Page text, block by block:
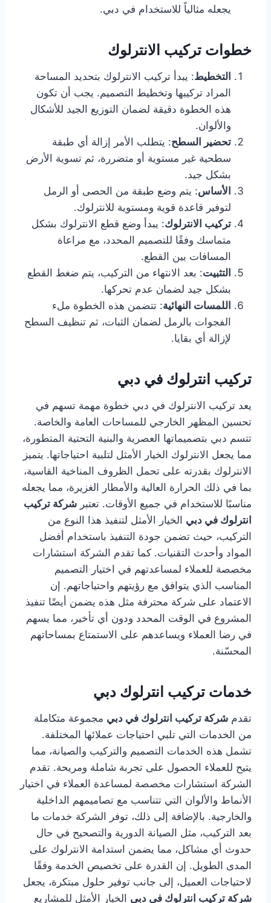
يجعله مثالياً للاستخدام في دبي.
خطوات تركيب الانترلوك
التخطيط: يبدأ تركيب الانترلوك بتحديد المساحة
المراد تركيبها وتخطيط التصميم. يجب أن تكون
هذه الخطوة دقيقة لضمان التوزيع الجيد للأشكال
والألوان.
تحضير السطح: يتطلب الأمر إزالة أي طبقة
سطحية غير مستوية أو متضررة، ثم تسوية الأرض
بشكل جيد.
الأساس: يتم وضع طبقة من الحصى أو الرمل
لتوفير قاعدة قوية ومستوية للانترلوك.
تركيب الانترلوك: يبدأ وضع قطع الانترلوك بشكل
متماسك وفقًا للتصميم المحدد، مع مراعاة
المسافات بين القطع.
التثبيت: بعد الانتهاء من التركيب، يتم ضغط القطع
بشكل جيد لضمان عدم تحركها.
اللمسات النهائية: تتضمن هذه الخطوة ملء
الفجوات بالرمل لضمان الثبات، ثم تنظيف السطح
لإزالة أي بقايا.
تركيب انترلوك في دبي
يعد تركيب الانترلوك في دبي خطوة مهمة تسهم في
تحسين المظهر الخارجي للمساحات العامة والخاصة.
تتسم دبي بتصميماتها العصرية والبنية التحتية المتطورة،
مما يجعل الانترلوك الخيار الأمثل لتلبية احتياجاتها. يتميز
الانترلوك بقدرته على تحمل الظروف المناخية القاسية،
بما في ذلك الحرارة العالية والأمطار الغزيرة، مما يجعله
مناسبًا للاستخدام في جميع الأوقات. تعتبر شركة تركيب
انترلوك في دبي الخيار الأمثل لتنفيذ هذا النوع من
التركيب، حيث تضمن جودة التنفيذ باستخدام أفضل
المواد وأحدث التقنيات. كما تقدم الشركة استشارات
مخصصة للعملاء لمساعدتهم في اختيار التصميم
المناسب الذي يتوافق مع رؤيتهم واحتياجاتهم. إن
الاعتماد على شركة محترفة مثل هذه يضمن أيضًا تنفيذ
المشروع في الوقت المحدد ودون أي تأخير، مما يسهم
في رضا العملاء ويساعدهم على الاستمتاع بمساحاتهم
المحسّنة.
خدمات تركيب انترلوك دبي
تقدم شركة تركيب انترلوك في دبي مجموعة متكاملة
من الخدمات التي تلبي احتياجات عملائها المختلفة.
تشمل هذه الخدمات التصميم والتركيب والصيانة، مما
يتيح للعملاء الحصول على تجربة شاملة ومريحة. تقدم
الشركة استشارات مخصصة لمساعدة العملاء في اختيار
الأنماط والألوان التي تتناسب مع تصاميمهم الداخلية
والخارجية. بالإضافة إلى ذلك، توفر الشركة خدمات ما
بعد التركيب، مثل الصيانة الدورية والتصحيح في حال
حدوث أي مشاكل، مما يضمن استدامة الانترلوك على
المدى الطويل. إن القدرة على تخصيص الخدمة وفقًا
لاحتياجات العميل، إلى جانب توفير حلول مبتكرة، يجعل
شركة تركيب انترلوك في دبي الخيار الأمثل للمشاريع